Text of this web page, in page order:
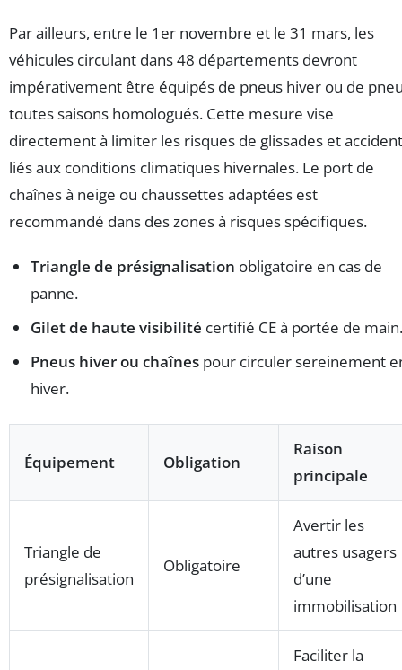
Par ailleurs, entre le 1er novembre et le 31 mars, les
véhicules circulant dans 48 départements devront
impérativement être équipés de pneus hiver ou de
toutes saisons homologués. Cette mesure vise
directement à limiter les risques de glissades et
liés aux conditions climatiques hivernales. Le port de
chaînes à neige ou chaussettes adaptées est
recommandé dans des zones à risques spécifiques.
Triangle de présignalisation obligatoire en cas de
panne.
Gilet de haute visibilité certifié CE à portée de main.
Pneus hiver ou chaînes pour circuler sereinement
hiver.
Équipement Obligation
Raison
principale
Triangle de
présignalisation
Obligatoire
Avertir les
autres usagers
d’une
immobilisation
Faciliter la